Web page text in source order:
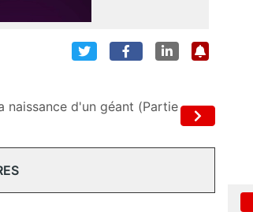
naissance d'un géant (Partie